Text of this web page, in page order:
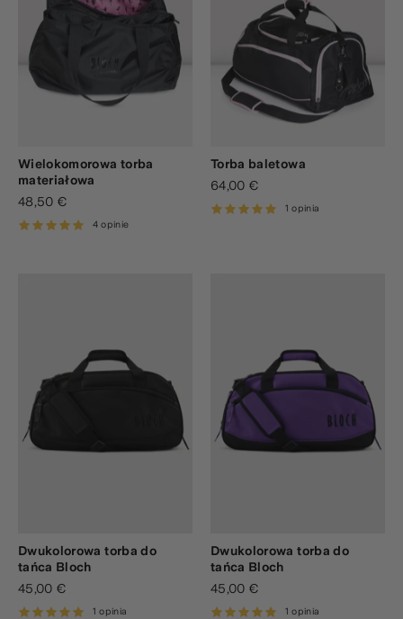
Wielokomorowa torba
materiałowa
48,50 €
4 opinie
Torba baletowa
64,00 €
1 opinia
Dwukolorowa torba do
tańca Bloch
45,00 €
1 opinia
Dwukolorowa torba do
tańca Bloch
45,00 €
1 opinia